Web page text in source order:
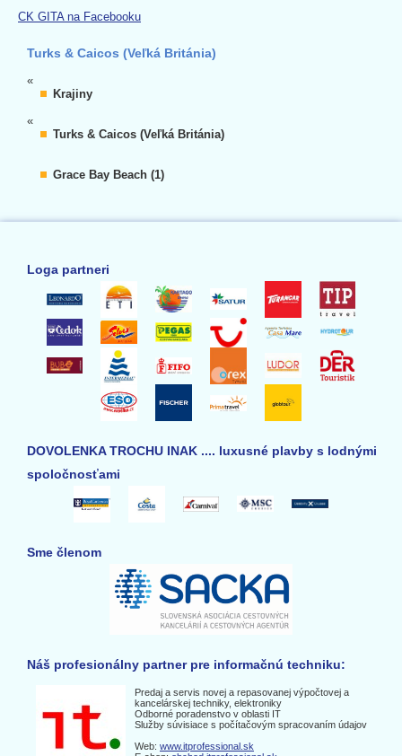
CK GITA na Facebooku
Turks & Caicos (Veľká Británia)
«
Krajiny
«
Turks & Caicos (Veľká Británia)
Grace Bay Beach (1)
Loga partneri
DOVOLENKA TROCHU INAK .... luxusné plavby s lodnými
spoločnosťami
Sme členom
Náš profesionálny partner pre informačnú techniku:
Predaj a servis novej a repasovanej výpočtovej a
kancelárskej techniky, elektroniky
Odborné poradenstvo v oblasti IT
Služby súvisiace s počítačovým spracovaním údajov
Web: www.itprofessional.sk